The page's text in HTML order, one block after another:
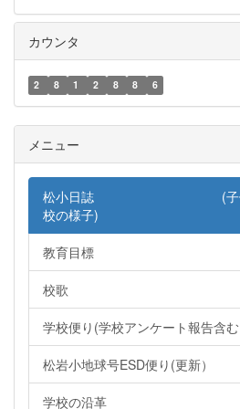
カウンタ
2 8 1 2 8 8 6
メニュー
松小日誌 (子供た
校の様子)
教育目標
校歌
学校便り(学校アンケート報告含む
松岩小地球号ESD便り(更新）
学校の沿革